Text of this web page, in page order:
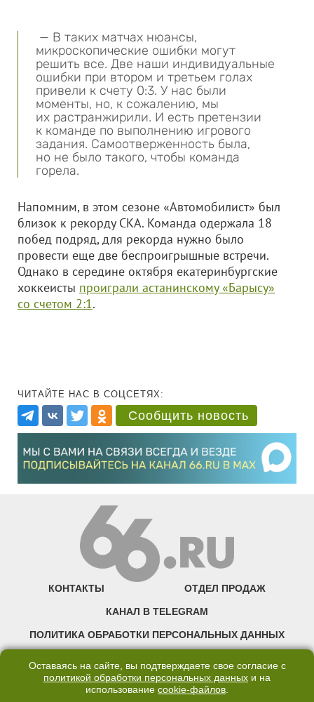
— В таких матчах нюансы,
микроскопические ошибки могут
решить все. Две наши индивидуальные
ошибки при втором и третьем голах
привели к счету 0:3. У нас были
моменты, но, к сожалению, мы
их растранжирили. И есть претензии
к команде по выполнению игрового
задания. Самоотверженность была,
но не было такого, чтобы команда
горела.
Напомним, в этом сезоне «Автомобилист» был
близок к рекорду СКА. Команда одержала 18
побед подряд, для рекорда нужно было
провести еще две беспроигрышные встречи.
Однако в середине октября екатеринбургские
хоккеисты проиграли астанинскому «Барысу»
со счетом 2:1.
ЧИТАЙТЕ НАС В СОЦСЕТЯХ:
Сообщить новость
КОНТАКТЫ ОТДЕЛ ПРОДАЖ
КАНАЛ В TELEGRAM
ПОЛИТИКА ОБРАБОТКИ ПЕРСОНАЛЬНЫХ ДАННЫХ
©2007—2025 66.RU. Воспроизведение, сообщение, доведение до всеобщего
Оставаясь на сайте, вы подтверждаете свое согласие с
политикой обработки персональных данных и на
использование cookie-файлов.